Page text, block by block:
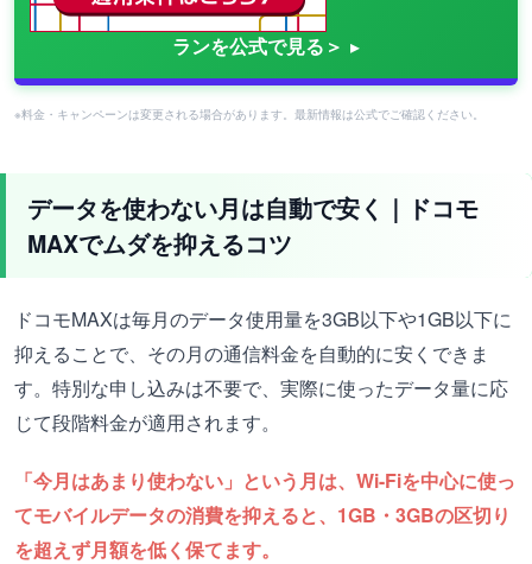
ランを公式で見る＞
※料金・キャンペーンは変更される場合があります。最新情報は公式でご確認ください。
データを使わない月は自動で安く｜ドコモ
MAXでムダを抑えるコツ
ドコモMAXは毎月のデータ使用量を3GB以下や1GB以下に
抑えることで、その月の通信料金を自動的に安くできま
す。特別な申し込みは不要で、実際に使ったデータ量に応
じて段階料金が適用されます。
「今月はあまり使わない」という月は、Wi-Fiを中心に使っ
てモバイルデータの消費を抑えると、1GB・3GBの区切り
を超えず月額を低く保てます。